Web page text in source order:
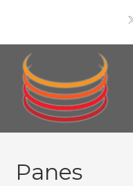
contenido
Panes